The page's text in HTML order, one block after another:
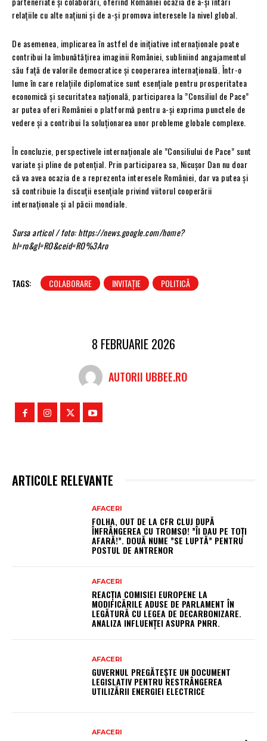
relațiile cu alte națiuni și de a-și promova interesele la nivel global.
De asemenea, implicarea în astfel de inițiative internaționale poate
contribui la îmbunătățirea imaginii României, subliniind angajamentul
său față de valorile democratice și cooperarea internațională. Într-o
lume în care relațiile diplomatice sunt esențiale pentru prosperitatea
economică și securitatea națională, participarea la ”Consiliul de Pace”
ar putea oferi României o platformă pentru a-și exprima punctele de
vedere și a contribui la soluționarea unor probleme globale complexe.
În concluzie, perspectivele internaționale ale ”Consiliului de Pace” sunt
variate și pline de potențial. Prin participarea sa, Nicușor Dan nu doar
că va avea ocazia de a reprezenta interesele României, dar va putea și
să contribuie la discuții esențiale privind viitorul cooperării
internaționale și al păcii mondiale.
Sursa articol / foto: https://news.google.com/home?
hl=ro&gl=RO&ceid=RO%3Aro
TAGS: COLABORARE INVITAȚIE POLITICĂ
8 FEBRUARIE 2026
AUTORII UBBEE.RO
ARTICOLE RELEVANTE
AFACERI
FOLHA, OUT DE LA CFR CLUJ DUPĂ
ÎNFRÂNGEREA CU TROMSØ! ”ÎI DAU PE TOȚI
AFARĂ!”. DOUĂ NUME ”SE LUPTĂ” PENTRU
POSTUL DE ANTRENOR
AFACERI
REACȚIA COMISIEI EUROPENE LA
MODIFICĂRILE ADUSE DE PARLAMENT ÎN
LEGĂTURĂ CU LEGEA DE DECARBONIZARE.
ANALIZA INFLUENȚEI ASUPRA PNRR.
AFACERI
GUVERNUL PREGĂTEȘTE UN DOCUMENT
LEGISLATIV PENTRU RESTRÂNGEREA
UTILIZĂRII ENERGIEI ELECTRICE
AFACERI